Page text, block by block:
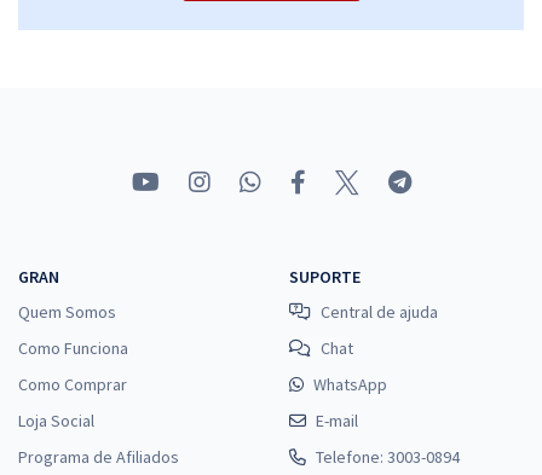
GRAN
Quem Somos
Como Funciona
Como Comprar
Loja Social
Programa de Afiliados
SUPORTE
Central de ajuda
Chat
WhatsApp
E-mail
Telefone: 3003-0894